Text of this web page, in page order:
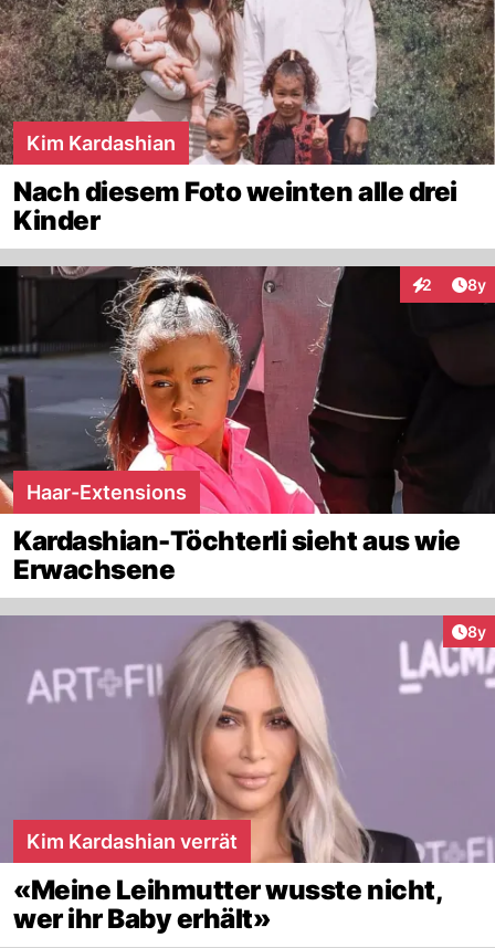
Kim Kardashian
Nach diesem Foto weinten alle drei
Kinder
2 8y
Haar-Extensions
Kardashian-Töchterli sieht aus wie
Erwachsene
8y
Kim Kardashian verrät
«Meine Leihmutter wusste nicht,
wer ihr Baby erhält»